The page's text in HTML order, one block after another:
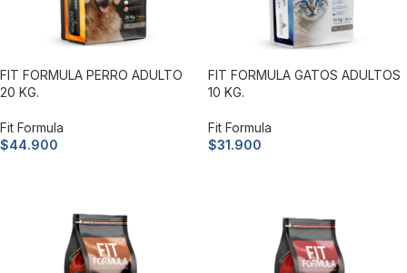
FIT FORMULA PERRO ADULTO
20 KG.
Fit Formula
$44.900
FIT FORMULA GATOS ADULTOS
10 KG.
Fit Formula
$31.900